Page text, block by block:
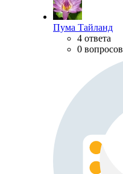
Пума Тайланд
4 ответа
0 вопросов